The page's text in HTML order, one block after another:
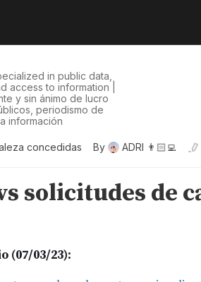
in public data,
access to information |
y sin ánimo de lucro
periodismo de
información
concedidas By ADRI 👨🏻‍💻